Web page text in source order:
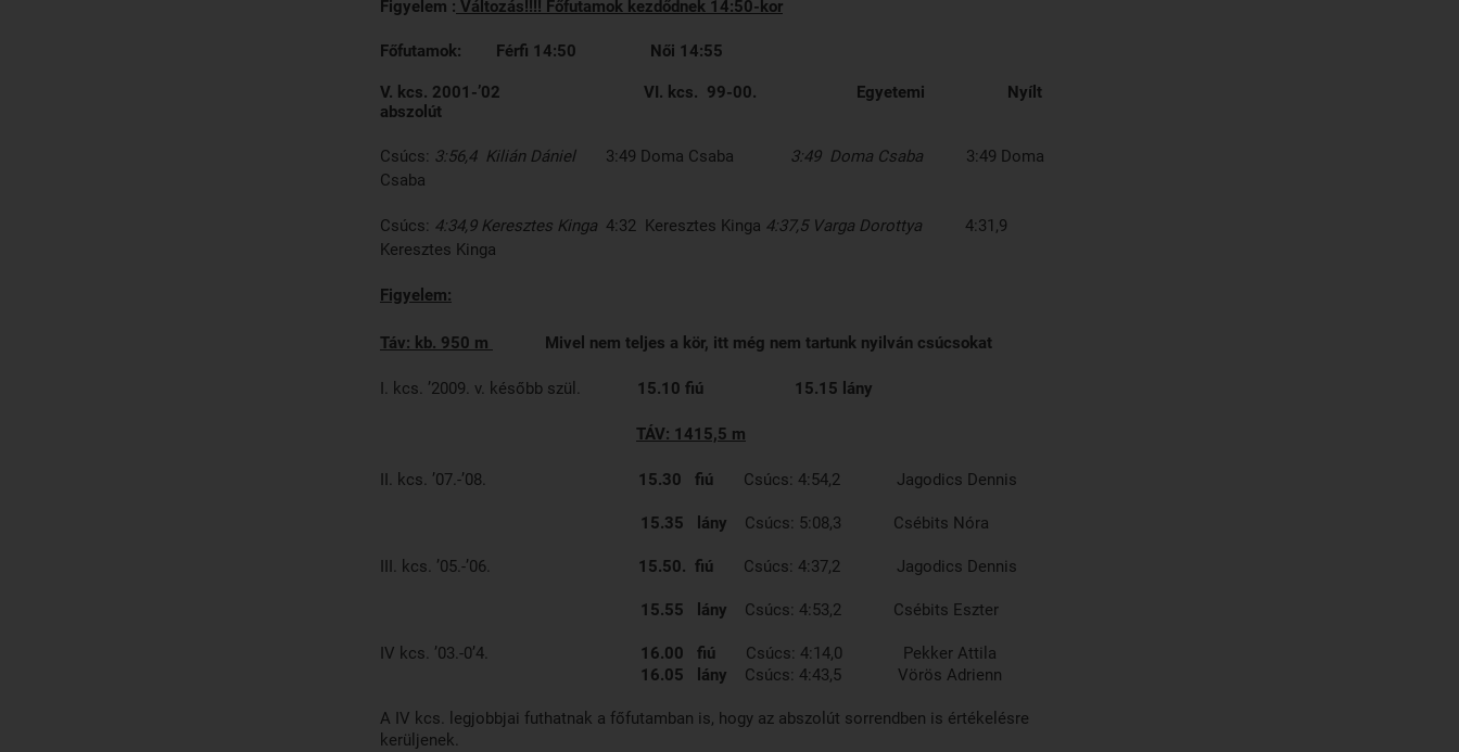
Figyelem : Változás!!!! Főfutamok kezdődnek 14:50-kor
Főfutamok: Férfi 14:50 Női 14:55
V. kcs. 2001-’02 VI. kcs. 99-00. Egyetemi Nyílt
abszolút
Csúcs: 3:56,4 Kilián Dániel3:49 Doma Csaba 3:49 Doma Csaba 3:49 Doma
Csaba
Csúcs: 4:34,9 Keresztes Kinga 4:32 Keresztes Kinga 4:37,5 Varga Dorottya 4:31,9
Keresztes Kinga
Figyelem:
Táv: kb. 950 m Mivel nem teljes a kör, itt még nem tartunk nyilván csúcsokat
I. kcs. ’2009. v. később szül. 15.10 fiú 15.15 lány
TÁV: 1415,5 m
II. kcs. ’07.-’08. 15.30 fiú Csúcs: 4:54,2 Jagodics Dennis
15.35 lány Csúcs: 5:08,3 Csébits Nóra
III. kcs. ’05.-’06. 15.50. fiú Csúcs: 4:37,2 Jagodics Dennis
15.55 lány Csúcs: 4:53,2 Csébits Eszter
IV kcs. ’03.-0’4. 16.00 fiú Csúcs: 4:14,0 Pekker Attila
16.05 lány Csúcs: 4:43,5 Vörös Adrienn
A IV kcs. legjobbjai futhatnak a főfutamban is, hogy az abszolút sorrendben is értékelésre
kerüljenek.